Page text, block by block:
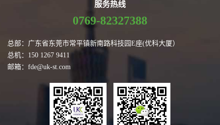
服务热线
0769-82327388
总部：广东省东莞市常平镇新南路科技园E座(优科大厦）
总机：150 1267 9411
邮箱：fde@uk-st.com